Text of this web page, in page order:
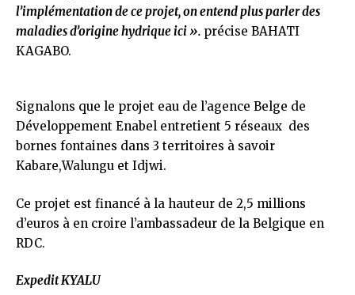
l’implémentation de ce projet, on entend plus parler des
maladies d’origine hydrique ici ». précise BAHATI
KAGABO.
Signalons que le projet eau de l’agence Belge de
Développement Enabel entretient 5 réseaux des
bornes fontaines dans 3 territoires à savoir
Kabare,Walungu et Idjwi.
Ce projet est financé à la hauteur de 2,5 millions
d’euros à en croire l’ambassadeur de la Belgique en
RDC.
Expedit KYALU